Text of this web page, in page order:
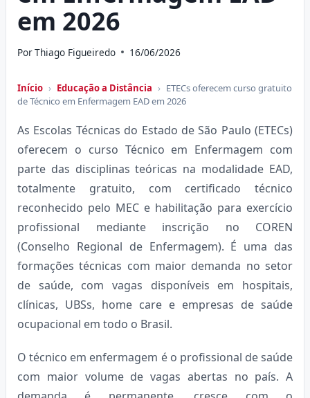
em 2026
PorThiago Figueiredo 16/06/2026
Início › Educação a Distância › ETECs oferecem curso gratuito
de Técnico em Enfermagem EAD em 2026
As Escolas Técnicas do Estado de São Paulo (ETECs)
oferecem o curso Técnico em Enfermagem com
parte das disciplinas teóricas na modalidade EAD,
totalmente gratuito, com certificado técnico
reconhecido pelo MEC e habilitação para exercício
profissional mediante inscrição no COREN
(Conselho Regional de Enfermagem). É uma das
formações técnicas com maior demanda no setor
de saúde, com vagas disponíveis em hospitais,
clínicas, UBSs, home care e empresas de saúde
ocupacional em todo o Brasil.
O técnico em enfermagem é o profissional de saúde
com maior volume de vagas abertas no país. A